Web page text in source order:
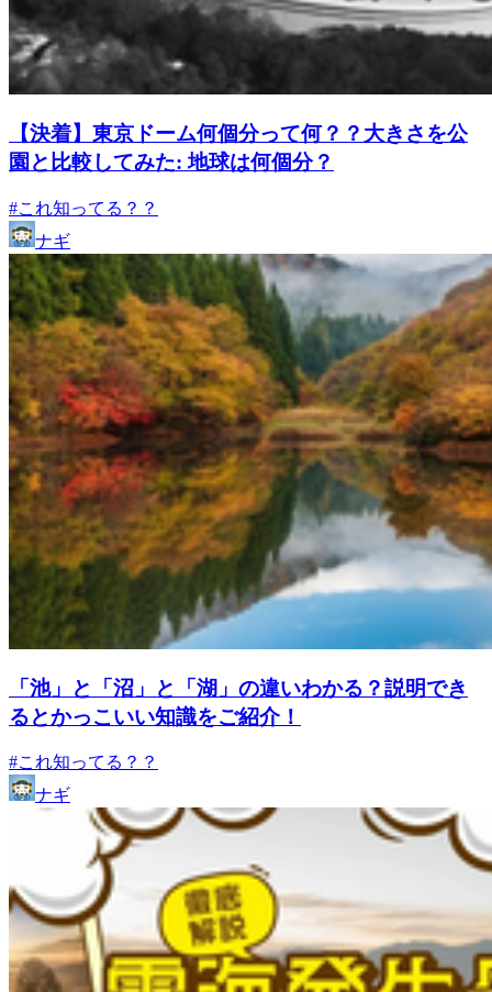
【決着】東京ドーム何個分って何？？大きさを公
園と比較してみた: 地球は何個分？
#これ知ってる？？
ナギ
「池」と「沼」と「湖」の違いわかる？説明でき
るとかっこいい知識をご紹介！
#これ知ってる？？
ナギ